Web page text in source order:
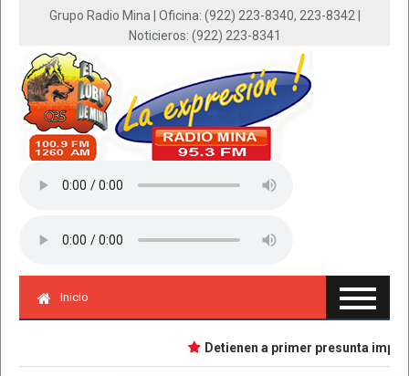
Grupo Radio Mina | Oficina: (922) 223-8340, 223-8342 |
Noticieros: (922) 223-8341
Inicio
Detienen a primer presunta